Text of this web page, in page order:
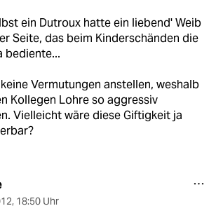
ein Dutroux hatte ein liebend' Weib
Seite, das beim Kinderschänden die
bediente...
Vermutungen anstellen, weshalb
Kollegen Lohre so aggressiv
Vielleicht wäre diese Giftigkeit ja
, 18:50 Uhr